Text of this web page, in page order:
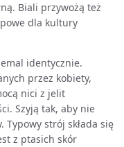
Biali przywożą też
dla kultury
identycznie.
przez kobiety,
nici z jelit
Szyją tak, aby nie
Typowy strój składa się
z ptasich skór